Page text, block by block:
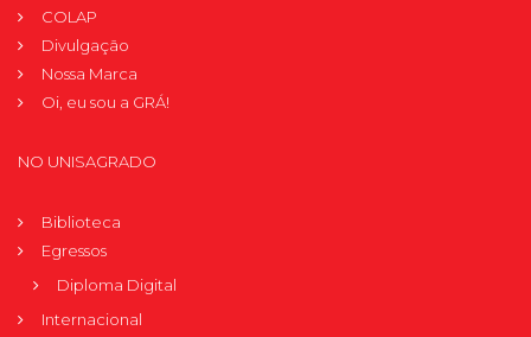
COLAP
Divulgação
Nossa Marca
Oi, eu sou a GRÁ!
NO UNISAGRADO
Biblioteca
Egressos
Diploma Digital
Internacional